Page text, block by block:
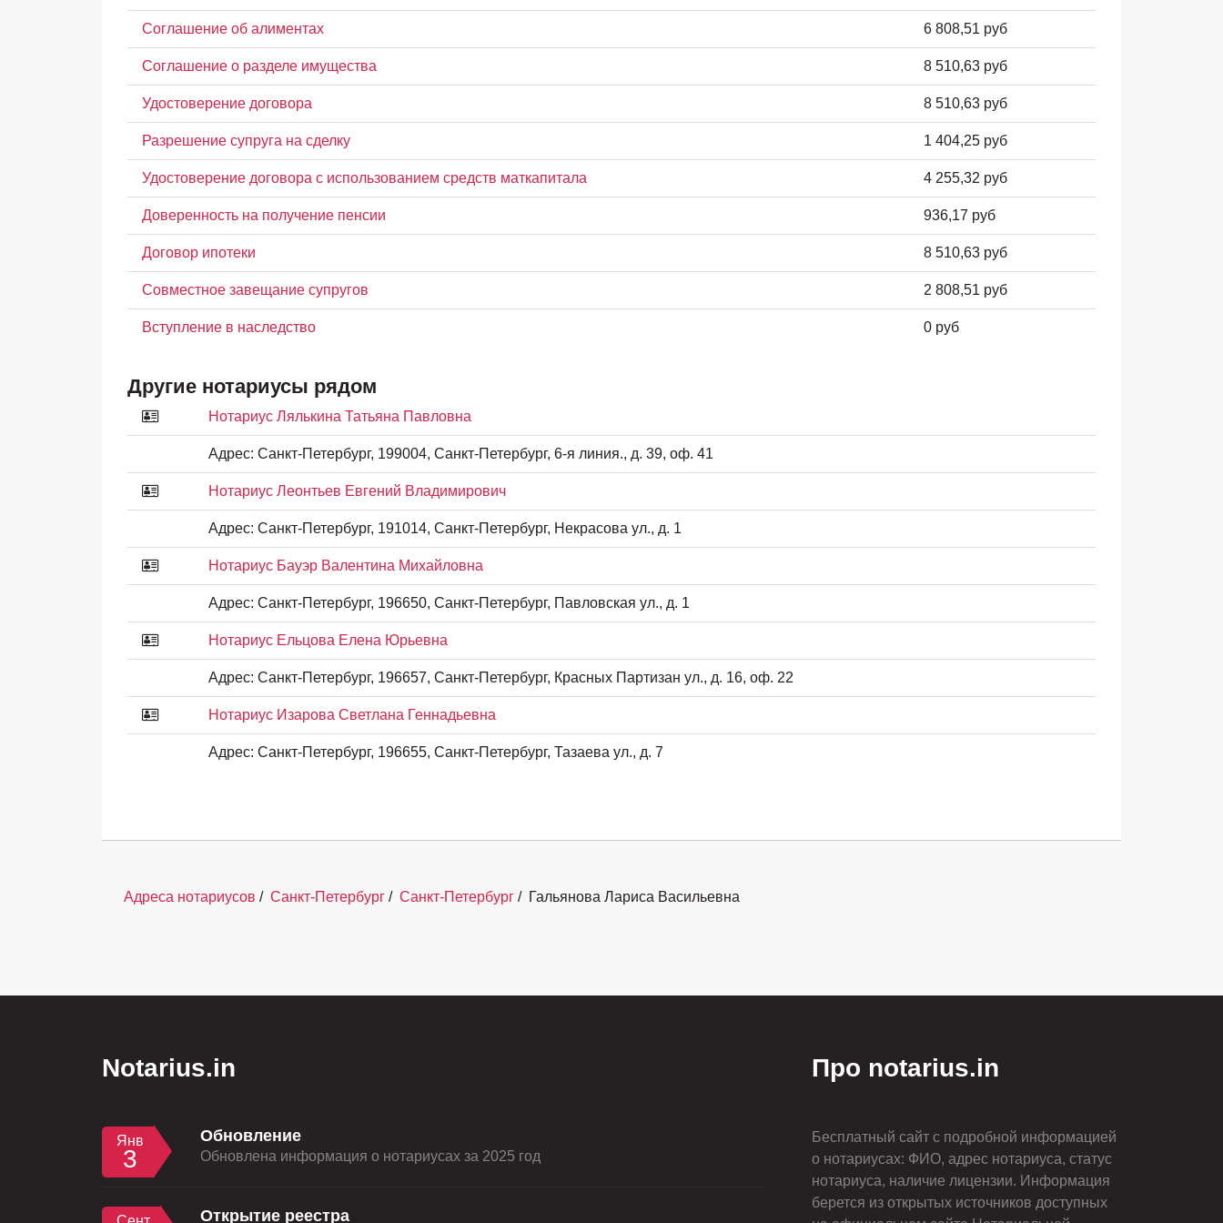
Соглашение об алиментах 6 808,51 руб
Соглашение о разделе имущества 8 510,63 руб
Удостоверение договора 8 510,63 руб
Разрешение супруга на сделку 1 404,25 руб
Удостоверение договора с использованием средств маткапитала 4 255,32 руб
Доверенность на получение пенсии 936,17 руб
Договор ипотеки 8 510,63 руб
Совместное завещание супругов 2 808,51 руб
Вступление в наследство 0 руб
Другие нотариусы рядом
Нотариус Лялькина Татьяна Павловна
Адрес: Санкт-Петербург, 199004, Санкт-Петербург, 6-я линия., д. 39, оф. 41
Нотариус Леонтьев Евгений Владимирович
Адрес: Санкт-Петербург, 191014, Санкт-Петербург, Некрасова ул., д. 1
Нотариус Бауэр Валентина Михайловна
Адрес: Санкт-Петербург, 196650, Санкт-Петербург, Павловская ул., д. 1
Нотариус Ельцова Елена Юрьевна
Адрес: Санкт-Петербург, 196657, Санкт-Петербург, Красных Партизан ул., д. 16, оф. 22
Нотариус Изарова Светлана Геннадьевна
Адрес: Санкт-Петербург, 196655, Санкт-Петербург, Тазаева ул., д. 7
Адреса нотариусов / Санкт-Петербург / Санкт-Петербург / Гальянова Лариса Васильевна
Notarius.in
Янв
3
Обновление
Обновлена информация о нотариусах за 2025 год
Открытие реестра
Про notarius.in
Бесплатный сайт с подробной информацией
о нотариусах: ФИО, адрес нотариуса, статус
нотариуса, наличие лицензии. Информация
берется из открытых источников доступных